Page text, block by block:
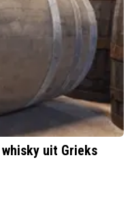
uit Grieks